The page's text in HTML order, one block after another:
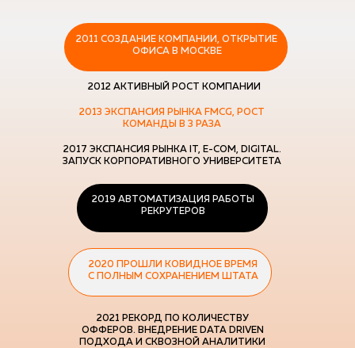
2011 СОЗДАНИЕ КОМПАНИИ, ОТКРЫТИЕ
ОФИСА В МОСКВЕ
2012 АКТИВНЫЙ РОСТ КОМПАНИИ
2013 ЭКСПАНСИЯ РЫНКА FMCG, РОСТ
КОМАНДЫ В 3 РАЗА
2017 ЭКСПАНСИЯ РЫНКА IT, E-COM, DIGITAL.
ЗАПУСК КОРПОРАТИВНОГО УНИВЕРСИТЕТА
2019 АВТОМАТИЗАЦИЯ РАБОТЫ
РЕКРУТЕРОВ
2021 РЕКОРД ПО КОЛИЧЕСТВУ
ОФФЕРОВ. ВНЕДРЕНИЕ DATA DRIVEN
ПОДХОДА И СКВОЗНОЙ АНАЛИТИКИ
2020 ПРОШЛИ КОВИДНОЕ ВРЕМЯ
С ПОЛНЫМ СОХРАНЕНИЕМ ШТАТА